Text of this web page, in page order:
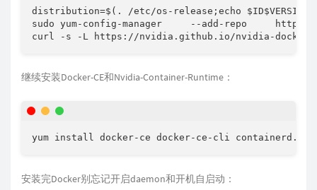
distribution=$(. /etc/os-release;echo
sudo yum-config-manager     --add-repo
curl -s -L https://nvidia.github.io/nvidia-docker/
继续安装Docker-CE和Nvidia-Container-Runtime：
yum install docker-ce docker-ce-cli containerd.io
安装完Docker别忘记开启daemon和开机自启动：